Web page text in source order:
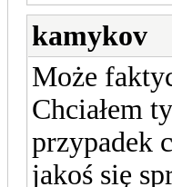
kamykov
Może
Chciałem
przypadek
jakoś się